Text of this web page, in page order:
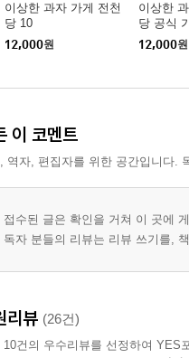
이상한 과자 가게 전천
당 10
12,000원
이상한
당 공식
12,000원
이 코멘트
역자, 편집자를 위한 공간입니다.
접수된 글은 확인을 거쳐 이 곳에
독자 분들의 리뷰는 리뷰 쓰기를,
리뷰 (26건)
10건의 우수리뷰를 선정하여 YES